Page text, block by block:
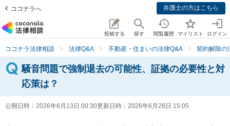
ココナラへ 弁護士の方はこちら
投稿する 探す 閲覧履歴 マイリスト ログイン
ココナラ法律相談 法律Q&A 不動産・住まいの法律Q&A 契約解除の
騒音問題で強制退去の可能性、証拠の必要性と対
応策は？
公開日時： 2026年6月13日 00:30更新日時： 2026年6月28日 15:05